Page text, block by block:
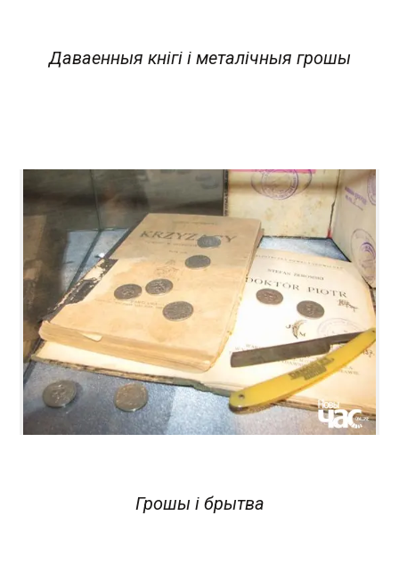
Даваенныя кнігі і металічныя грошы
Грошы і брытва